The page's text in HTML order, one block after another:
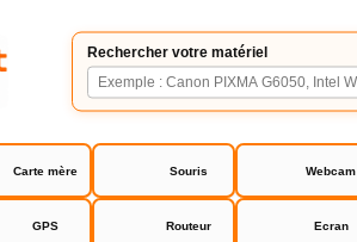
Rechercher votre matériel
Carte mère Souris Webcam
GPS Routeur Ecran